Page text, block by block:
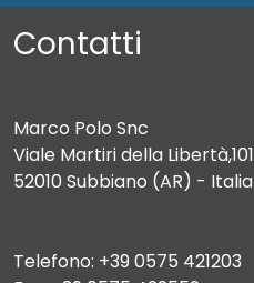
Contatti
Marco Polo Snc
Viale Martiri della Libertà,101
52010 Subbiano (AR) - Italia
Telefono: +39 0575 421203